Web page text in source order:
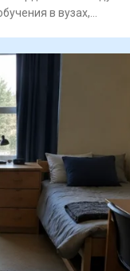
в вузах,